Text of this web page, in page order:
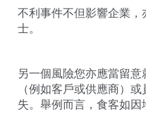
不利事件不但影響企業，
士。
另一個風險您亦應當留
（例如客戶或供應商）
失。舉例而言，食客如